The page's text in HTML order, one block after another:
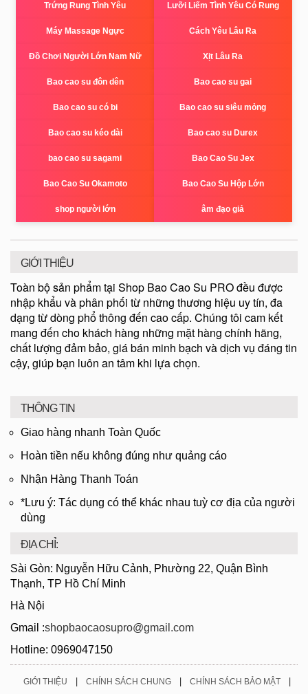
Trứng Rung Tình Yêu Lưỡi Liếm Tình Yêu Có Rung
Máy Massage Ngực Cách Yêu Lâu Ra
Đồ Chơi Người Lớn Nam Nữ Xịt Lâu Ra
Bao cao su đôn dên Bao cao su gai
Bao cao su có bi Bao cao su siêu mỏng
Bao cao su kéo dài Bao cao su Durex
bao cao su sagami Bao Cao Su Jex
Bao Cao Su Okamoto Bao Cao Su Hộp Lớn
shop người lớn âm đạo giả
GIỚI THIỆU
Toàn bộ sản phẩm tại Shop Bao Cao Su PRO đều được
nhập khẩu và phân phối từ những thương hiệu uy tín, đa
dạng từ dòng phổ thông đến cao cấp. Chúng tôi cam kết
mang đến cho khách hàng những mặt hàng chính hãng,
chất lượng đảm bảo, giá bán minh bạch và dịch vụ đáng tin
cậy, giúp bạn luôn an tâm khi lựa chọn.
THÔNG TIN
Giao hàng nhanh Toàn Quốc
Hoàn tiền nếu không đúng như quảng cáo
Nhận Hàng Thanh Toán
*Lưu ý: Tác dụng có thể khác nhau tuỳ cơ địa của người
dùng
ĐỊA CHỈ:
Sài Gòn: Nguyễn Hữu Cảnh, Phường 22, Quận Bình
Thạnh, TP Hồ Chí Minh
Hà Nội
Gmail :shopbaocaosupro@gmail.com
Hotline: 0969047150
GIỚI THIỆU | CHÍNH SÁCH CHUNG | CHÍNH SÁCH BẢO MẬT |